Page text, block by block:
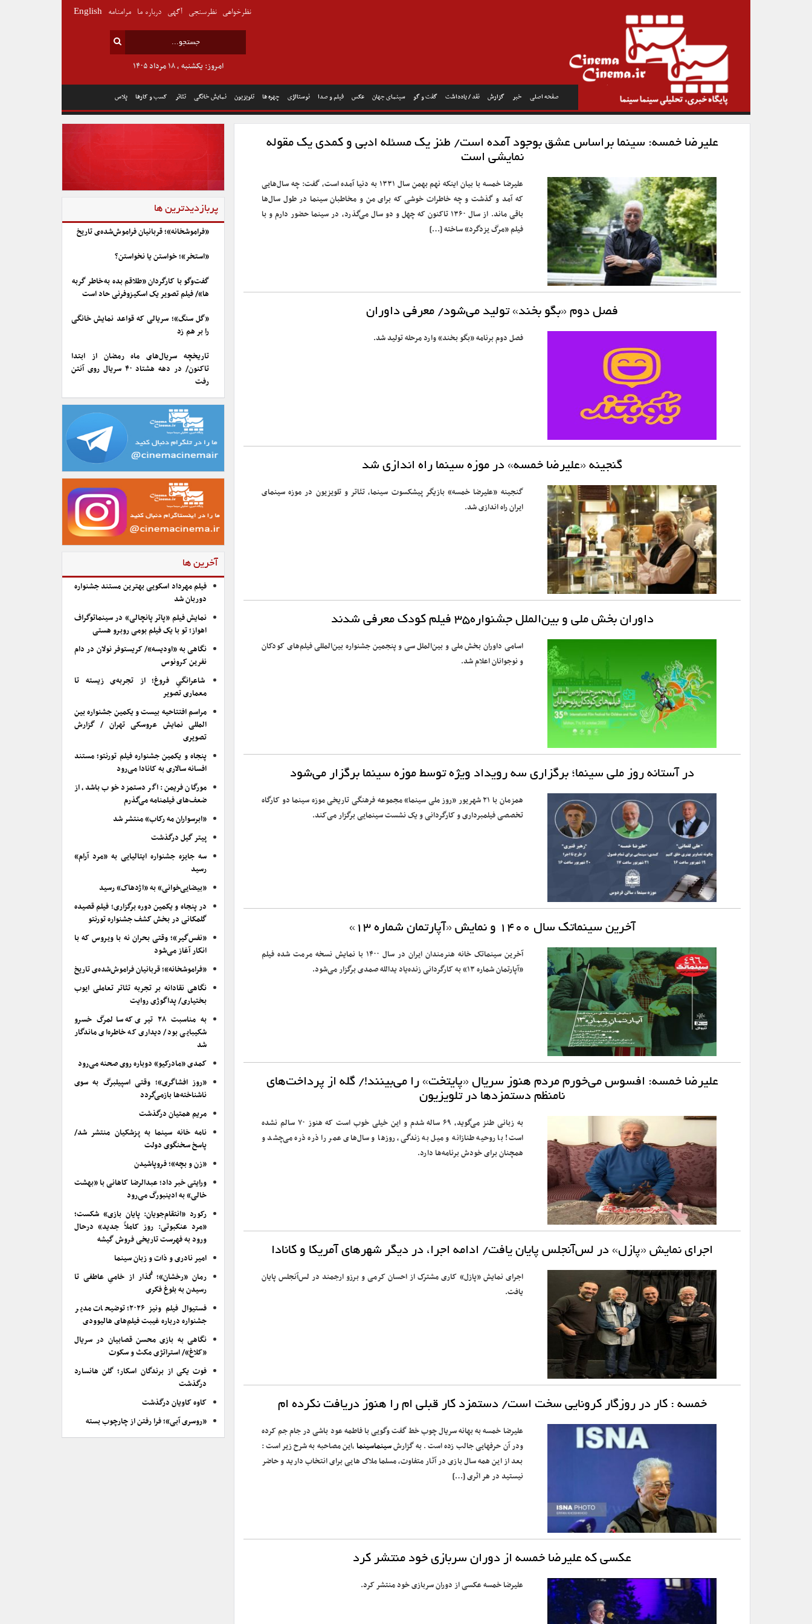
صفحه اصلی خبر گزارش نقد / یادداشت گفت و گو سینمای جهان عکس فیلم و صدا نوستالژی چهره ها تلویزیون نمایش خانگی تئاتر کسب و کارها پلاس
امروز: یکشنبه , ۱۸ مرداد ۱۴۰۵
نظرخواهی نظرسنجی آگهی درباره ما مرامنامه English
علیرضا خمسه: سینما براساس عشق بوجود آمده است/ طنز یک مسئله ادبی و کمدی یک مقوله
نمایشی است
علیرضا خمسه با بیان اینکه نهم بهمن سال ۱۳۳۱ به دنیا آمده است، گفت: چه سال‌هایی
که آمد و گذشت و چه خاطرات خوشی که برای من و مخاطبان سینما در طول سال‌ها
باقی ماند. از سال ۱۳۶۰ تاکنون که چهل و دو سال می‌گذرد، در سینما حضور دارم و با
فیلم «مرگ یزدگرد» ساخته […]
فصل دوم «بگو بخند» تولید می‌شود/ معرفی داوران
فصل دوم برنامه «بگو بخند» وارد مرحله تولید شد.
گنجینه «علیرضا خمسه» در موزه سینما راه اندازی شد
گنجینه «علیرضا خمسه» بازیگر پیشکسوت سینما، تئاتر و تلویزیون در موزه سینمای
ایران راه اندازی شد.
داوران بخش ملی و بین‌الملل جشنواره۳۵ فیلم کودک معرفی شدند
اسامی داوران بخش ملی و بین‌الملل سی و پنجمین جشنواره بین‌المللی فیلم‌های کودکان
و نوجوانان اعلام شد.
در آستانه روز ملی سینما؛ برگزاری سه رویداد ویژه توسط موزه سینما برگزار می‌شود
همزمان با ۲۱ شهریور «روز ملی سینما» مجموعه فرهنگی تاریخی موزه سینما دو کارگاه
تخصصی فیلمبرداری و کارگردانی و یک نشست سینمایی برگزار می‌‎کند.
آخرین سینماتک سال ۱۴۰۰ و نمایش «آپارتمان شماره ۱۳»
آخرین سینماتک خانه هنرمندان ایران در سال ۱۴۰۰ با نمایش نسخه مرمت شده فیلم
«آپارتمان شماره ۱۳» به کارگردانی زنده‌یاد یدالله صمدی برگزار می‌شود.
علیرضا خمسه: افسوس می‌خورم مردم هنوز سریال «پایتخت» را می‌بینند!/ گله از پرداخت‌های
نامنظم دستمزدها در تلویزیون
به زبانی طنز می‌گوید، ۶۹ ساله شدم و این خیلی خوب است که هنوز ۷۰ سالم نشده
است! با روحیه طنازانه و میل به زندگی، روزها و سال‌های عمر را ذره ذره می‌چشد و
همچنان برای خودش برنامه‌ها دارد.
اجرای نمایش «پازل» در لس‌آنجلس پایان یافت/ ادامه اجرا، در دیگر شهرهای آمریکا و کانادا
اجرای نمایش «پازل» کاری مشترک از احسان کرمی و برزو ارجمند در لس‌آنجلس پایان
یافت.
خمسه : کار در روزگار کرونایی سخت است/ دستمزد کار قبلی ام را هنوز دریافت نکرده ام
علیرضا خمسه به بهانه سریال چوب خط گفت وگویی با فاطمه عود باشی در جام جم کرده
ودر آن حرفهایی جالب زده است . به گزارشسینماسینما،این مصاحبه به شرح زیر است :
بعد از این همه سال بازی در آثار متفاوت، مسلما ملاک هایی برای انتخاب دارید و حاضر
نیستید در هر اثری […]
عکسی که علیرضا خمسه از دوران سربازی خود منتشر کرد
علیرضا خمسه عکسی از دوران سربازی خود منتشر کرد.
پربازدیدترین ها
«فراموشخانه»؛ قربانیان فراموش‌شده‌ی تاریخ
«استخر»؛ خواستن یا نخواستن؟
گفت‌وگو با کارگردان «طلاقم بده به خاطر گربه
ها»/ فیلم تصویر یک اسکیزوفرنی حاد است
«گل سنگ»؛ سریالی که قواعد نمایش خانگی
را بر هم زد
تاریخچه سریال‌های ماه رمضان از ابتدا
تاکنون/ در دهه هشتاد ۴۰ سریال روی آنتن
رفت
آخرین ها
فیلم مهرداد اسکویی بهترین مستند جشنواره
دوربان شد
نمایش فیلم «پاتر پانچالی» در سینماتوگراف
اهواز؛ تو با یک فیلم بومی روبرو هستی
نگاهی به «اودیسه»/ کریستوفر نولان در دام
نفرین کرونوس
شاعرانگیِ فروغ؛ از تجربه‌ی زیسته تا
معماری تصویر
مراسم افتتاحیه بیست و یکمین جشنواره بین
المللی نمایش عروسکی تهران / گزارش
تصویری
پنجاه و یکمین جشنواره فیلم تورنتو؛ مستند
افسانه سالاری به کانادا می‌رود
مورگان فریمن: اگر دستمزد خوب باشد، از
ضعف‌های فیلمنامه می‌گذرم
«ابرسواران مه رکاب» منتشر شد
پیتر گیل درگذشت
سه جایزه جشنواره ایتالیایی به «مرد آرام»
رسید
«بیضایی‌خوانی» به «اژدهاک» رسید
در پنجاه و یکمین دوره برگزاری؛ فیلم قصیده
گلمکانی در بخش کشف جشنواره تورنتو
«نفس‌گیر»؛ وقتی بحران نه با ویروس که با
انکار آغاز می‌شود
«فراموشخانه»؛ قربانیان فراموش‌شده‌ی تاریخ
نگاهی نقادانه بر تجربه تئاتر تعاملی ایوب
بختیاری/ پداگوژی روایت
به مناسبت ۲۸ تیری که سالمرگ خسرو
شکیبایی بود/ دیداری که خاطره‌ای ماندگار
شد
کمدی «مادرکیو» دوباره روی صحنه می‌رود
«روز افشاگری»؛ وقتی اسپیلبرگ به سوی
ناشناخته‌ها بازمی‌گردد
مریم همتیان درگذشت
نامه خانه سینما به پزشکیان منتشر شد/
پاسخ سخنگوی دولت
«زن و بچه»؛ فروپاشیدن
ورایتی خبر داد؛ عبدالرضا کاهانی با «بهشت
خالی» به ادینبورگ می‌رود
رکورد «انتقام‌جویان: پایان بازی» شکست؛
«مرد عنکبوتی: روز کاملاً جدید» درحال
ورود به فهرست تاریخی فروش گیشه
امیر نادری و ذات و زبان سینما
رمان «رخشان»؛ گُذار از خامیِ عاطفی تا
رسیدن به بلوغ فکری
فستیوال فیلم ونیز ۲۰۲۶؛ توضیحات مدیر
جشنواره درباره غیبت فیلم‌های هالیوودی
نگاهی به بازی محسن قصابیان در سریال
«کلاغ»/ استراتژی مکث و سکوت
فوت یکی از برندگان اسکار؛ گلن هانسارد
درگذشت
کاوه کاویان درگذشت
«روسری آبی»؛ فرا رفتن از چارچوب بسته